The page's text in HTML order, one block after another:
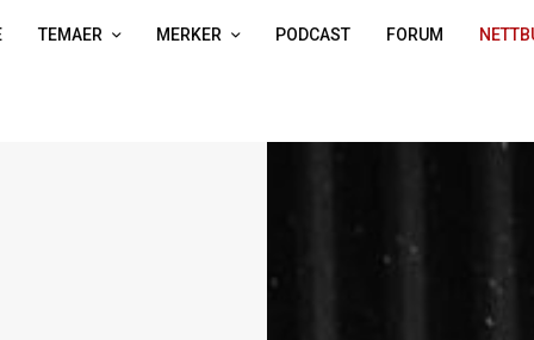
TEMAER MERKER PODCAST FORUM